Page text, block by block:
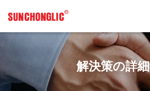
解決策の詳細